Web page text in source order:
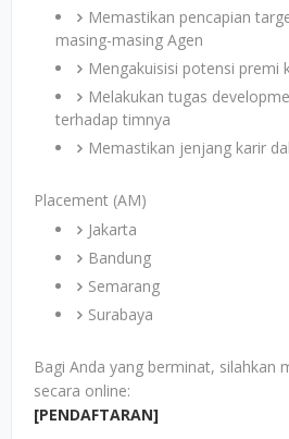
Memastikan pencapian
masing-masing Agen
Mengakuisisi potensi premi
Melakukan tugas
terhadap timnya
Memastikan jenjang karir
Placement (AM)
Jakarta
Bandung
Semarang
Surabaya
Bagi Anda yang berminat, silahkan
secara online:
[PENDAFTARAN]